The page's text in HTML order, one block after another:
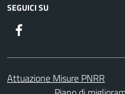
SEGUICI SU
Attuazione Misure PNRR